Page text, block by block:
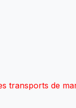
transports de